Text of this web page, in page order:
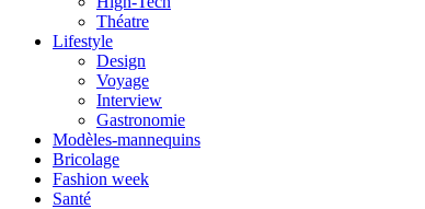
Théatre
Lifestyle
Design
Voyage
Interview
Gastronomie
Modèles-mannequins
Bricolage
Fashion week
Santé